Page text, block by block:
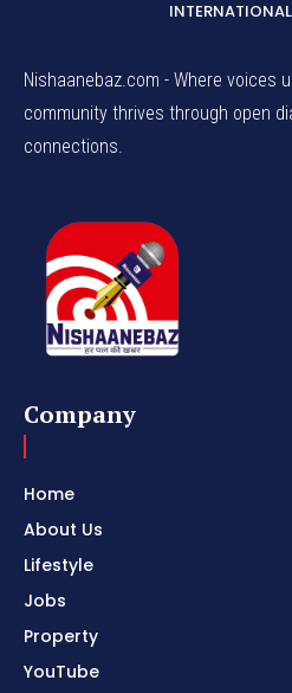
INTERNATIONAL
Nishaanebaz.com - Where voices
community thrives through open
connections.
Company
Home
About Us
Lifestyle
Jobs
Property
YouTube